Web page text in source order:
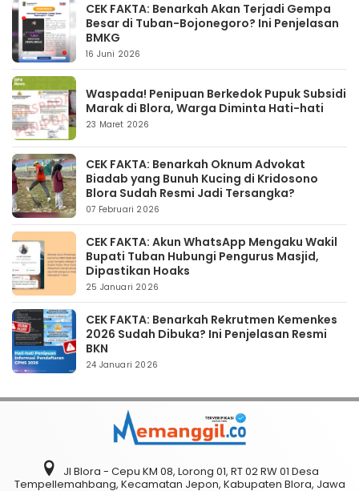
CEK FAKTA: Benarkah Akan Terjadi Gempa
Besar di Tuban-Bojonegoro? Ini Penjelasan
BMKG
16 Juni 2026
Waspada! Penipuan Berkedok Pupuk Subsidi
Marak di Blora, Warga Diminta Hati-hati
23 Maret 2026
CEK FAKTA: Benarkah Oknum Advokat
Biadab yang Bunuh Kucing di Kridosono
Blora Sudah Resmi Jadi Tersangka?
07 Februari 2026
CEK FAKTA: Akun WhatsApp Mengaku Wakil
Bupati Tuban Hubungi Pengurus Masjid,
Dipastikan Hoaks
25 Januari 2026
CEK FAKTA: Benarkah Rekrutmen Kemenkes
2026 Sudah Dibuka? Ini Penjelasan Resmi
BKN
24 Januari 2026
Jl Blora - Cepu KM 08, Lorong 01, RT 02 RW 01 Desa
Tempellemahbang, Kecamatan Jepon, Kabupaten Blora, Jawa